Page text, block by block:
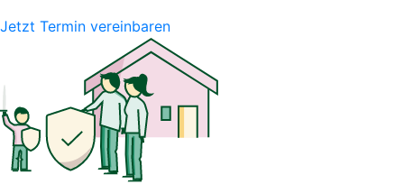
Jetzt Termin vereinbaren